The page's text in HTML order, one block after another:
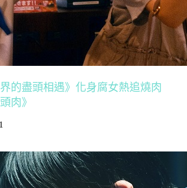
的盡頭相遇》化身腐女熱追燒肉
肉》